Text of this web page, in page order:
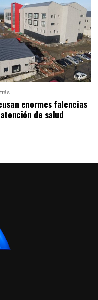
enormes falencias
de salud